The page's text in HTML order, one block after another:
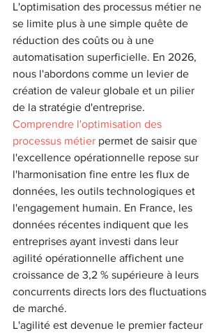
L'optimisation des processus métier ne
se limite plus à une simple quête de
réduction des coûts ou à une
automatisation superficielle. En 2026,
nous l'abordons comme un levier de
création de valeur globale et un pilier
de la stratégie d'entreprise.
Comprendre l'optimisation des
processus métier permet de saisir que
l'excellence opérationnelle repose sur
l'harmonisation fine entre les flux de
données, les outils technologiques et
l'engagement humain. En France, les
données récentes indiquent que les
entreprises ayant investi dans leur
agilité opérationnelle affichent une
croissance de 3,2 % supérieure à leurs
concurrents directs lors des fluctuations
de marché.
L'agilité est devenue le premier facteur